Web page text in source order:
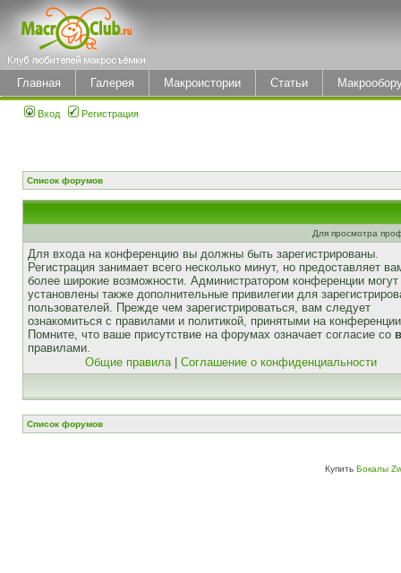
Главная Галерея Макроистории Статьи
Вход Регистрация
Список форумов
Для просмотра
Для входа на конференцию вы должны быть зарегистрированы.
Регистрация занимает всего несколько минут, но предоставляет
более широкие возможности. Администратором конференции
установлены также дополнительные привилегии для
пользователей. Прежде чем зарегистрироваться, вам следует
ознакомиться с правилами и политикой, принятыми на
Помните, что ваше присутствие на форумах означает согласие со
правилами.
Общие правила| Соглашение о конфиденциальности
Список форумов
Купить Бокалы